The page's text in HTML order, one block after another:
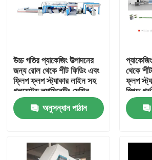
উচ্চ গতির প্যাকেজিং উত্পাদনের
জন্য রোল থেকে শীট ফিডিং এবং
ফ্লিপ ফ্লপ স্ট্যাকার লাইন সহ
গ্লুয়েটেড ল্যামিনেটিং মেশিন
অনুসন্ধান পাঠান
থেকে
ফ্লপ
স্পিড